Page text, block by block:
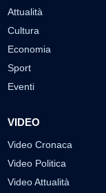
Attualità
Cultura
Economia
Sport
Eventi
VIDEO
Video Cronaca
Video Politica
Video Attualità